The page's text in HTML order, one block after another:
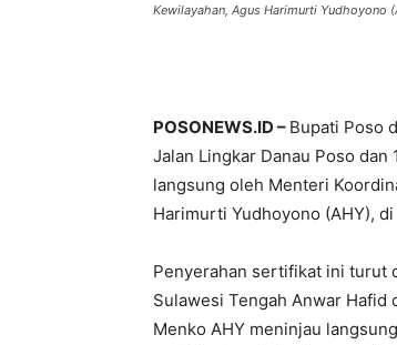
Kewilayahan, Agus Harimurti Yudhoyono
POSONEWS.ID – Bupati Poso
Jalan Lingkar Danau Poso
langsung oleh Menteri
Harimurti Yudhoyono (AHY),
Penyerahan sertifikat ini turut
Sulawesi Tengah Anwar Hafid
Menko AHY meninjau